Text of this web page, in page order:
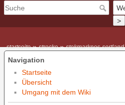
>
startseite»strecke»stokmarknes-sortland
Navigation
Startseite
Übersicht
Umgang mit dem Wiki